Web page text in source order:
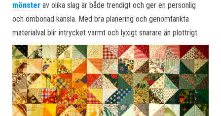
mönster av olika slag är både trendigt och ger en personlig
och ombonad känsla. Med bra planering och genomtänkta
materialval blir intrycket varmt och lyxigt snarare än plottrigt.